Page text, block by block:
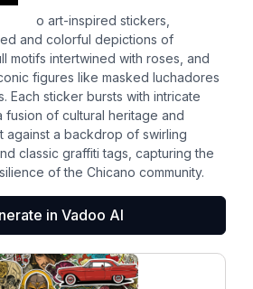
art-inspired stickers,
and colorful depictions of
motifs intertwined with roses, and
figures like masked luchadores
Each sticker bursts with intricate
fusion of cultural heritage and
against a backdrop of swirling
classic graffiti tags, capturing the
of the Chicano community.
in Vadoo AI